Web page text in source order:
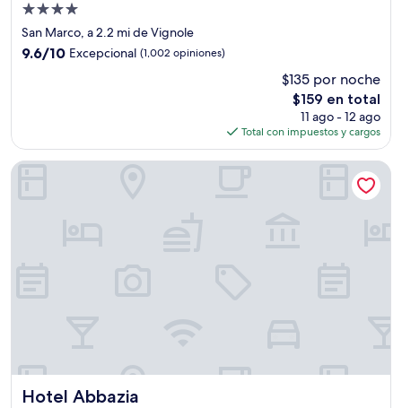
Propiedad
de
4.0
San Marco, a 2.2 mi de Vignole
9.6
9.6/10 Excepcional (1,002 opiniones)
$135 por noche
El
precio
actual
es
de
$159 en total
11 ago - 12 ago
Total con impuestos y cargos
Hotel Abbazia
Hotel Abbazia
Hotel Abbazia